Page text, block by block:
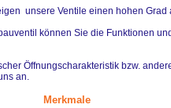
unsere Ventile einen hohen Grad
können Sie die Funktionen
Öffnungscharakteristik bzw.
an.
Merkmale